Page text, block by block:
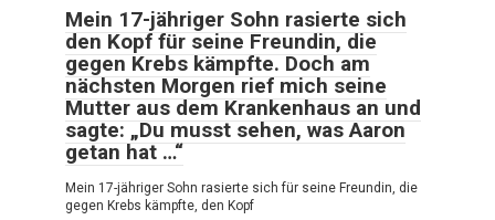
Mein 17-jähriger Sohn rasierte sich
den Kopf für seine Freundin, die
gegen Krebs kämpfte. Doch am
nächsten Morgen rief mich seine
Mutter aus dem Krankenhaus an und
sagte: „Du musst sehen, was Aaron
getan hat …“
Mein 17-jähriger Sohn rasierte sich für seine Freundin, die
gegen Krebs kämpfte, den Kopf